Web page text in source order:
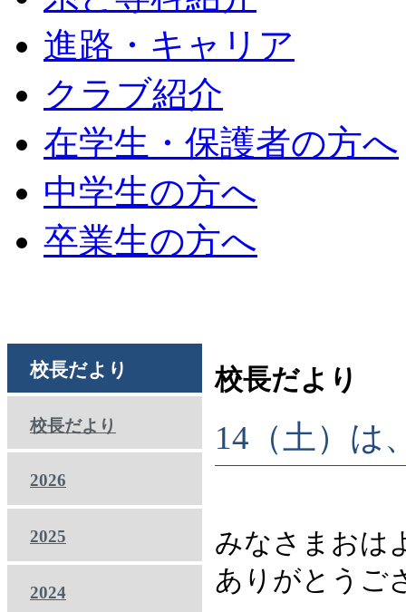
進路・キャリア
クラブ紹介
在学生・保護者の方へ
中学生の方へ
卒業生の方へ
校長だより
校長だより
2026
2025
2024
校長だより
14（土）は
みなさまおは
ありがとうご